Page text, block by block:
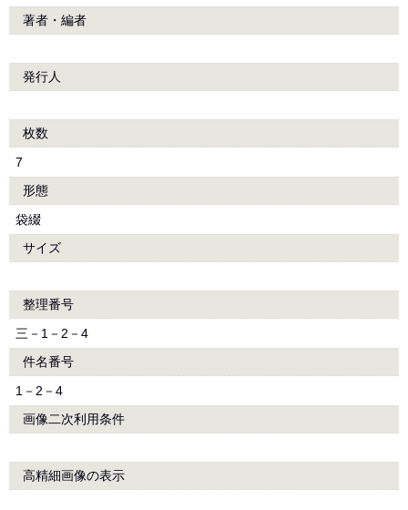
著者・編者
発行人
枚数
7
形態
袋綴
サイズ
整理番号
三－1－2－4
件名番号
1－2－4
画像二次利用条件
高精細画像の表示